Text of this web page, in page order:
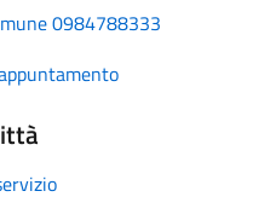
0984788333